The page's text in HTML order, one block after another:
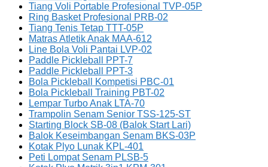
Tiang Voli Portable Profesional TVP-05P
Ring Basket Profesional PRB-02
Tiang Tenis Tetap TTT-05P
Matras Atletik Anak MAA-612
Line Bola Voli Pantai LVP-02
Paddle Pickleball PPT-7
Paddle Pickleball PPT-3
Bola Pickleball Kompetisi PBC-01
Bola Pickleball Training PBT-02
Lempar Turbo Anak LTA-70
Trampolin Senam Senior TSS-125-ST
Starting Block SB-08 (Balok Start Lari)
Balok Keseimbangan Senam BKS-03P
Kotak Plyo Lunak KPL-401
Peti Lompat Senam PLSB-5